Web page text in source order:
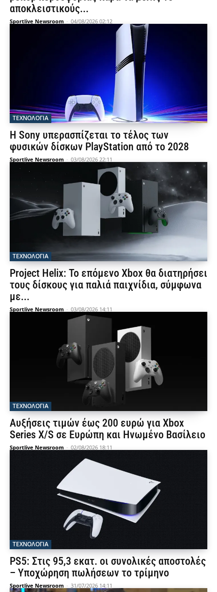
αποκλειστικούς...
Sportlive Newsroom - 04/08/2026 02:12
ΤΕΧΝΟΛΟΓΙΑ
Η Sony υπερασπίζεται το τέλος των
φυσικών δίσκων PlayStation από το 2028
Sportlive Newsroom - 03/08/2026 22:11
ΤΕΧΝΟΛΟΓΙΑ
Project Helix: Το επόμενο Xbox θα διατηρήσει
τους δίσκους για παλιά παιχνίδια, σύμφωνα
με...
Sportlive Newsroom - 03/08/2026 14:11
ΤΕΧΝΟΛΟΓΙΑ
Αυξήσεις τιμών έως 200 ευρώ για Xbox
Series X/S σε Ευρώπη και Ηνωμένο Βασίλειο
Sportlive Newsroom - 02/08/2026 18:11
ΤΕΧΝΟΛΟΓΙΑ
PS5: Στις 95,3 εκατ. οι συνολικές αποστολές
– Υποχώρηση πωλήσεων το τρίμηνο
Sportlive Newsroom - 31/07/2026 14:11